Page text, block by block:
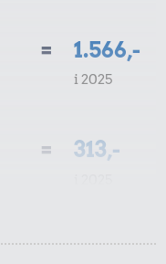
= 1.566,-
i 2025
= 313,-
= 157,-